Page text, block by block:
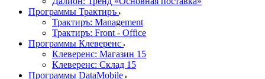
Программы Трактиръ
Трактиръ: Management
Трактиръ: Front - Office
Программы Клеверенс
Клеверенс: Магазин 15
Клеверенс: Склад 15
Программы DataMobile